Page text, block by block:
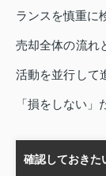
ランスを慎重に
売却全体の流れ
活動を並行して
「損をしない」
確認しておきた